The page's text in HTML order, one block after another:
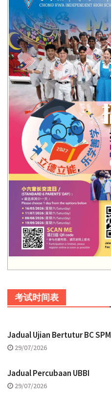
考试时间表
Jadual Ujian Bertutur BC SPM
29/07/2026
Jadual Percubaan UBBI
29/07/2026